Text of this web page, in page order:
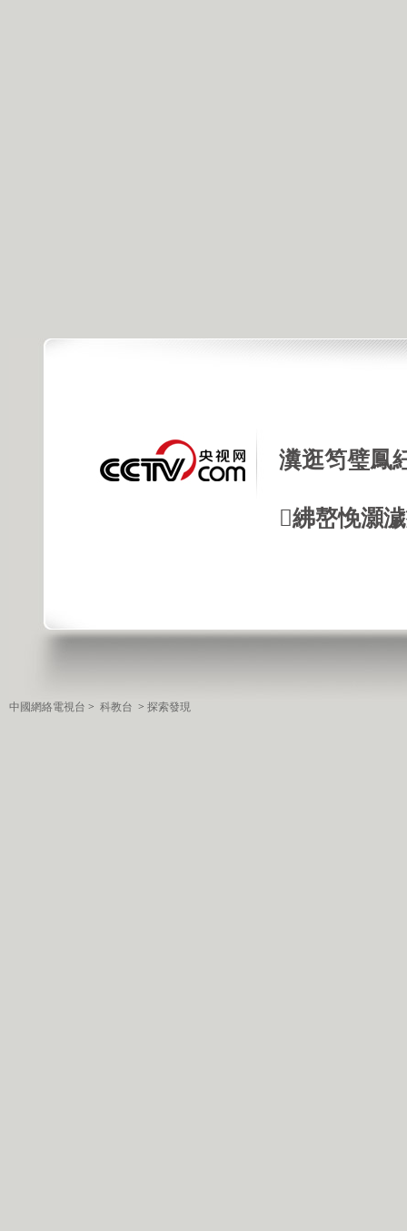
瀵逛笉璧鳳
紼嶅悗灝
中國網絡電視台 > 科教台 > 探索發現